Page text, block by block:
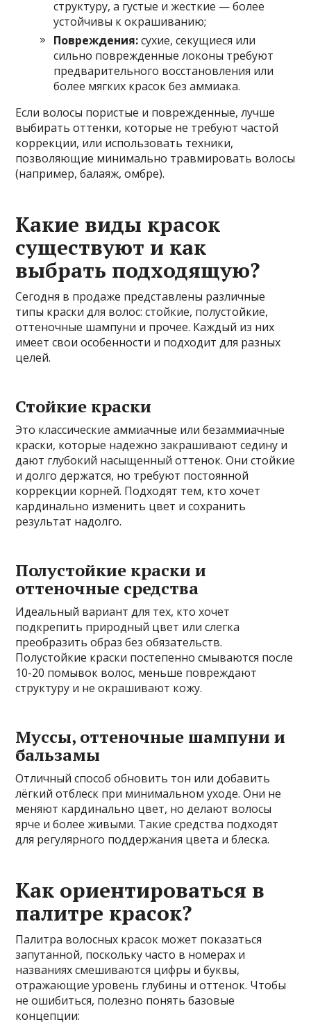
структуру, а густые и жесткие — более
устойчивы к окрашиванию;
Повреждения:сухие, секущиеся или
сильно поврежденные локоны требуют
предварительного восстановления или
более мягких красок без аммиака.
Если волосы пористые и поврежденные, лучше
выбирать оттенки, которые не требуют частой
коррекции, или использовать техники,
позволяющие минимально травмировать волосы
(например, балаяж, омбре).
Какие виды красок
существуют и как
выбрать подходящую?
Сегодня в продаже представлены различные
типы краски для волос: стойкие, полустойкие,
оттеночные шампуни и прочее. Каждый из них
имеет свои особенности и подходит для разных
целей.
Стойкие краски
Это классические аммиачные или безаммиачные
краски, которые надежно закрашивают седину и
дают глубокий насыщенный оттенок. Они стойкие
и долго держатся, но требуют постоянной
коррекции корней. Подходят тем, кто хочет
кардинально изменить цвет и сохранить
результат надолго.
Полустойкие краски и
оттеночные средства
Идеальный вариант для тех, кто хочет
подкрепить природный цвет или слегка
преобразить образ без обязательств.
Полустойкие краски постепенно смываются после
10-20 помывок волос, меньше повреждают
структуру и не окрашивают кожу.
Муссы, оттеночные шампуни и
бальзамы
Отличный способ обновить тон или добавить
лёгкий отблеск при минимальном уходе. Они не
меняют кардинально цвет, но делают волосы
ярче и более живыми. Такие средства подходят
для регулярного поддержания цвета и блеска.
Как ориентироваться в
палитре красок?
Палитра волосных красок может показаться
запутанной, поскольку часто в номерах и
названиях смешиваются цифры и буквы,
отражающие уровень глубины и оттенок. Чтобы
не ошибиться, полезно понять базовые
концепции: